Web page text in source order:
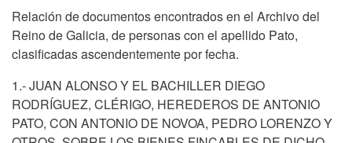
Relación de documentos encontrados en el Archivo del
Reino de Galicia, de personas con el apellido Pato,
clasificadas ascendentemente por fecha.
1.- JUAN ALONSO Y EL BACHILLER DIEGO
RODRÍGUEZ, CLÉRIGO, HEREDEROS DE ANTONIO
PATO, CON ANTONIO DE NOVOA, PEDRO LORENZO Y